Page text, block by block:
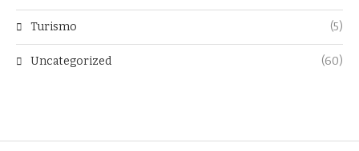
Turismo (5)
Uncategorized (60)